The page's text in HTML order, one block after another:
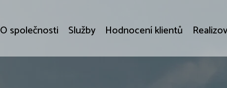
O společnosti Služby Hodnocení klientů